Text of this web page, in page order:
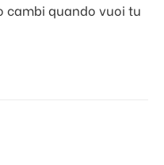
cambi quando vuoi tu